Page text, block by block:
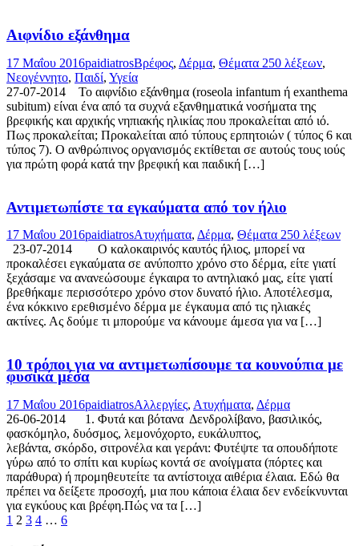
Αιφνίδιο εξάνθημα
17 Μαΐου 2016paidiatrosΒρέφος, Δέρμα, Θέματα 250 λέξεων,
Νεογέννητο, Παιδί, Υγεία
27-07-2014 Το αιφνίδιο εξάνθημα (roseola infantum ή exanthema
subitum) είναι ένα από τα συχνά εξανθηματικά νοσήματα της
βρεφικής και αρχικής νηπιακής ηλικίας που προκαλείται από ιό.
Πως προκαλείται; Προκαλείται από τύπους ερπητοιών ( τύπος 6 και
τύπος 7). Ο ανθρώπινος οργανισμός εκτίθεται σε αυτούς τους ιούς
για πρώτη φορά κατά την βρεφική και παιδική […]
Αντιμετωπίστε τα εγκαύματα από τον ήλιο
17 Μαΐου 2016paidiatrosΑτυχήματα, Δέρμα, Θέματα 250 λέξεων
23-07-2014 Ο καλοκαιρινός καυτός ήλιος, μπορεί να
προκαλέσει εγκαύματα σε ανύποπτο χρόνο στο δέρμα, είτε γιατί
ξεχάσαμε να ανανεώσουμε έγκαιρα το αντηλιακό μας, είτε γιατί
βρεθήκαμε περισσότερο χρόνο στον δυνατό ήλιο. Αποτέλεσμα,
ένα κόκκινο ερεθισμένο δέρμα με έγκαυμα από τις ηλιακές
ακτίνες. Ας δούμε τι μπορούμε να κάνουμε άμεσα για να […]
10 τρόποι για να αντιμετωπίσουμε τα κουνούπια με
φυσικά μέσα
17 Μαΐου 2016paidiatrosΑλλεργίες, Ατυχήματα, Δέρμα
26-06-2014 1. Φυτά και βότανα Δενδρολίβανο, βασιλικός,
φασκόμηλο, δυόσμος, λεμονόχορτο, ευκάλυπτος,
λεβάντα, σκόρδο, σιτρονέλα και γεράνι: Φυτέψτε τα οπουδήποτε
γύρω από το σπίτι και κυρίως κοντά σε ανοίγματα (πόρτες και
παράθυρα) ή προμηθευτείτε τα αντίστοιχα αιθέρια έλαια. Εδώ θα
πρέπει να δείξετε προσοχή, μια που κάποια έλαια δεν ενδείκνυνται
για εγκύους και βρέφη.Πώς να τα […]
1 2 3 4 … 6